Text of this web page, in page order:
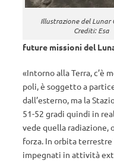
Illustrazione del Lunar
Crediti: Esa
future missioni del
«Intorno alla Terra, c’è
poli, è soggetto a
dall’esterno, ma la
51-52 gradi quindi in
vede quella radiazione,
forza. In orbita terrestre
impegnati in attività